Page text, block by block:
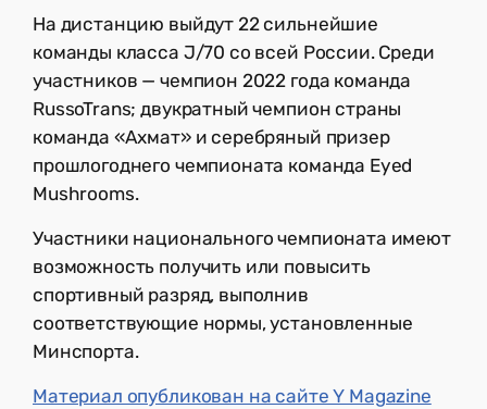
На дистанцию выйдут 22 сильнейшие
команды класса J/70 со всей России. Среди
участников — чемпион 2022 года команда
RussoTrans; двукратный чемпион страны
команда «Ахмат» и серебряный призер
прошлогоднего чемпионата команда Eyed
Mushrooms.
Участники национального чемпионата имеют
возможность получить или повысить
спортивный разряд, выполнив
соответствующие нормы, установленные
Минспорта.
Материал опубликован на сайте Y Magazine